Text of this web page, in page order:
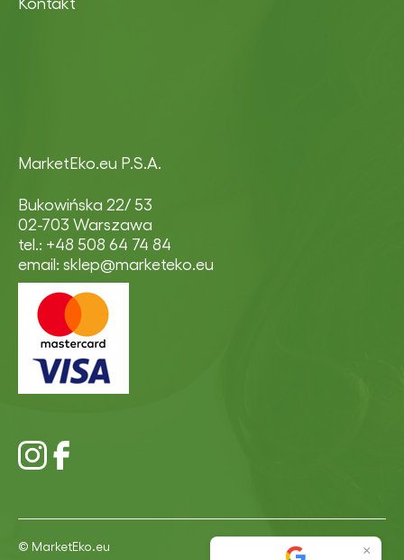
×
MarketEko.eu P.S.A.
Bukowińska 22/ 53
02-703 Warszawa
tel.: +48 508 64 74 84
email: sklep@marketeko.eu
© MarketEko.eu